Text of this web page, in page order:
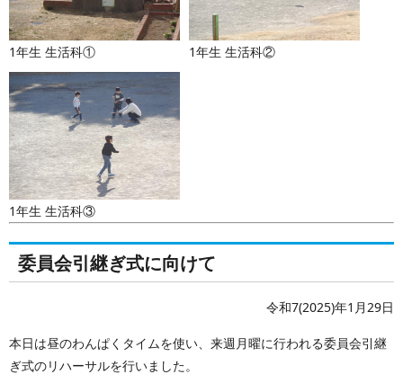
1年生 生活科① 1年生 生活科②
1年生 生活科③
委員会引継ぎ式に向けて
令和7(2025)年1月29日
本日は昼のわんぱくタイムを使い、来週月曜に行われる委員会引継
ぎ式のリハーサルを行いました。